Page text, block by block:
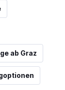
ab Graz